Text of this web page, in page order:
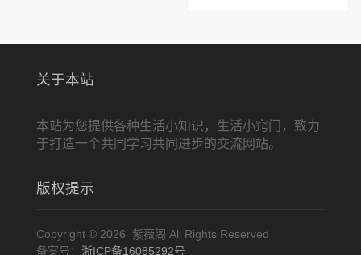
关于本站
本站为您提供各种生活小知识，生活小窍门，致力
于打造一个共同学习共同进步的交流网站。
版权提示
Copyright © 2026 紫薇阁 All Rights Reserved
备案号： 浙ICP备16085292号